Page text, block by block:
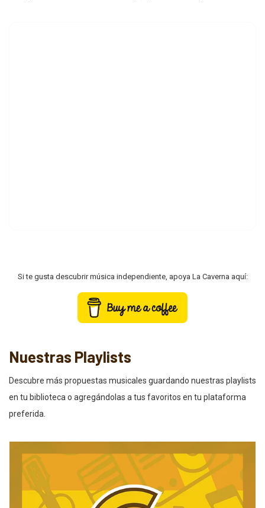
Si te gusta descubrir música independiente, apoya La Caverna aquí:
Nuestras Playlists
Descubre más propuestas musicales guardando nuestras playlists
en tu biblioteca o agregándolas a tus favoritos en tu plataforma
preferida.